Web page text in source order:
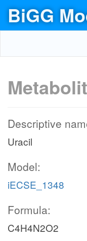
BiGG
Descriptive
Uracil
Model:
iECSE_1348
Formula:
C4H4N2O2